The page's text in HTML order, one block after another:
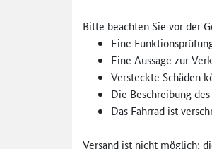
Bitte beachten Sie vor der
Eine
Eine Aussage zur
Versteckte Schäden
Die Beschreibung
Das Fahrrad ist
Versand ist nicht möglich;